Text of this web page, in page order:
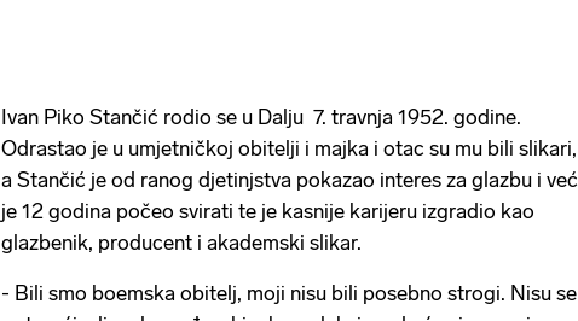
Ivan Piko Stančić rodio se u Dalju 7. travnja 1952. godine.
Odrastao je u umjetničkoj obitelji i majka i otac su mu bili slikari,
a Stančić je od ranog djetinjstva pokazao interes za glazbu i već
je 12 godina počeo svirati te je kasnije karijeru izgradio kao
glazbenik, producent i akademski slikar.
- Bili smo boemska obitelj, moji nisu bili posebno strogi. Nisu se